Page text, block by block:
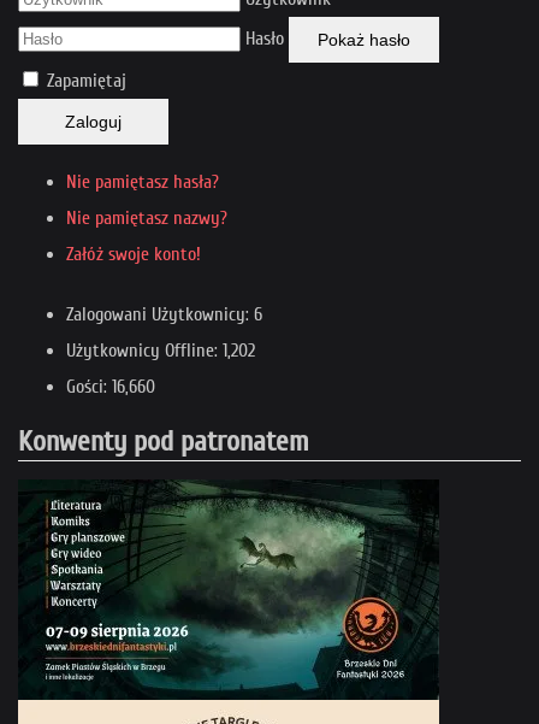
Hasło
Pokaż hasło
Zapamiętaj
Zaloguj
Nie pamiętasz hasła?
Nie pamiętasz nazwy?
Załóż swoje konto!
Zalogowani Użytkownicy: 6
Użytkownicy Offline: 1,202
Gości: 16,660
Konwenty pod patronatem